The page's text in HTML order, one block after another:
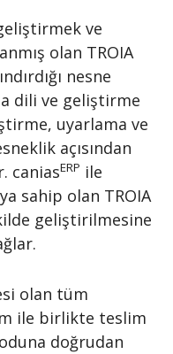
ve
olan TROIA
nesne
dili ve geliştirme
uyarlama ve
açısından
caniasERP ile
sahip olan TROIA
geliştirilmesine
olan tüm
ile birlikte teslim
doğrudan